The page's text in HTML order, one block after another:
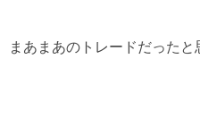
まあまあのトレードだった